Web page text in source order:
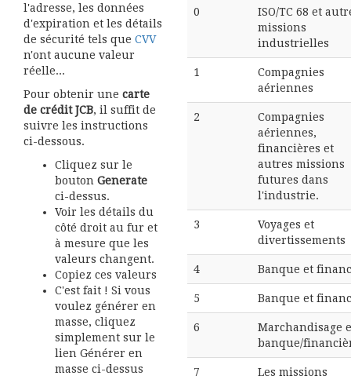
l'adresse, les données
d'expiration et les détails
de sécurité tels que CVV
n'ont aucune valeur
réelle...
Pour obtenir une carte
de crédit JCB, il suffit de
suivre les instructions
ci-dessous.
Cliquez sur le
bouton Generate
ci-dessus.
Voir les détails du
côté droit au fur et
à mesure que les
valeurs changent.
Copiez ces valeurs
C'est fait ! Si vous
voulez générer en
masse, cliquez
simplement sur le
lien Générer en
masse ci-dessus
0
ISO/TC 68 et
missions
industrielles
1
Compagnies
aériennes
2
Compagnies
aériennes,
financières et
autres missions
futures dans
l'industrie.
3
Voyages et
divertissements
4 Banque et
5 Banque et
6
Marchandisage
banque/
7
Les missions